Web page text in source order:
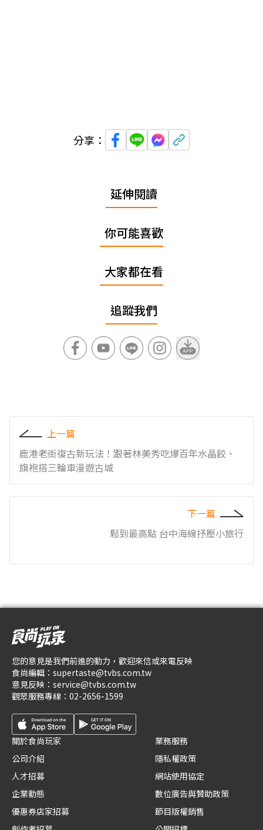
分享：
延伸閱讀
你可能喜歡
大家都在看
追蹤我們
上一篇
鹿港老街復古新玩法！跟著林美秀吃爆百年水晶餃、
旗袍搭三輪車漫遊古城
下一篇
鬆到最高點 台中海線抒壓小旅行
您的意見是我們前進的動力，歡迎來信或來電反映
食尚編輯： supertaste@tvbs.com.tw
意見反映： service@tvbs.com.tw
觀眾服務專線： 02-2656-1599
關於食尚玩家
公司介紹
人才招募
企業動態
優惠券店家招募
業務服務
隱私權政策
網站使用協定
數位廣告與贊助政策
節目版權銷售